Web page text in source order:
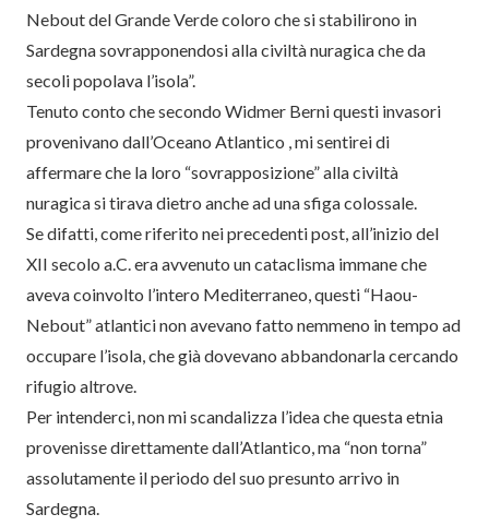
Nebout del Grande Verde coloro che si stabilirono in
Sardegna sovrapponendosi alla civiltà nuragica che da
secoli popolava l’isola”.
Tenuto conto che secondo Widmer Berni questi invasori
provenivano dall’Oceano Atlantico , mi sentirei di
affermare che la loro “sovrapposizione” alla civiltà
nuragica si tirava dietro anche ad una sfiga colossale.
Se difatti, come riferito nei precedenti post, all’inizio del
XII secolo a.C. era avvenuto un cataclisma immane che
aveva coinvolto l’intero Mediterraneo, questi “Haou-
Nebout” atlantici non avevano fatto nemmeno in tempo ad
occupare l’isola, che già dovevano abbandonarla cercando
rifugio altrove.
Per intenderci, non mi scandalizza l’idea che questa etnia
provenisse direttamente dall’Atlantico, ma “non torna”
assolutamente il periodo del suo presunto arrivo in
Sardegna.